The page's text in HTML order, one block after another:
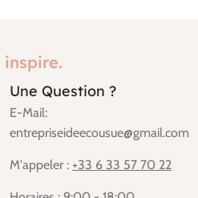
Une Question ?
E-Mail:
entrepriseideecousue@gmail.com
M'appeler : +33 6 33 57 70 22